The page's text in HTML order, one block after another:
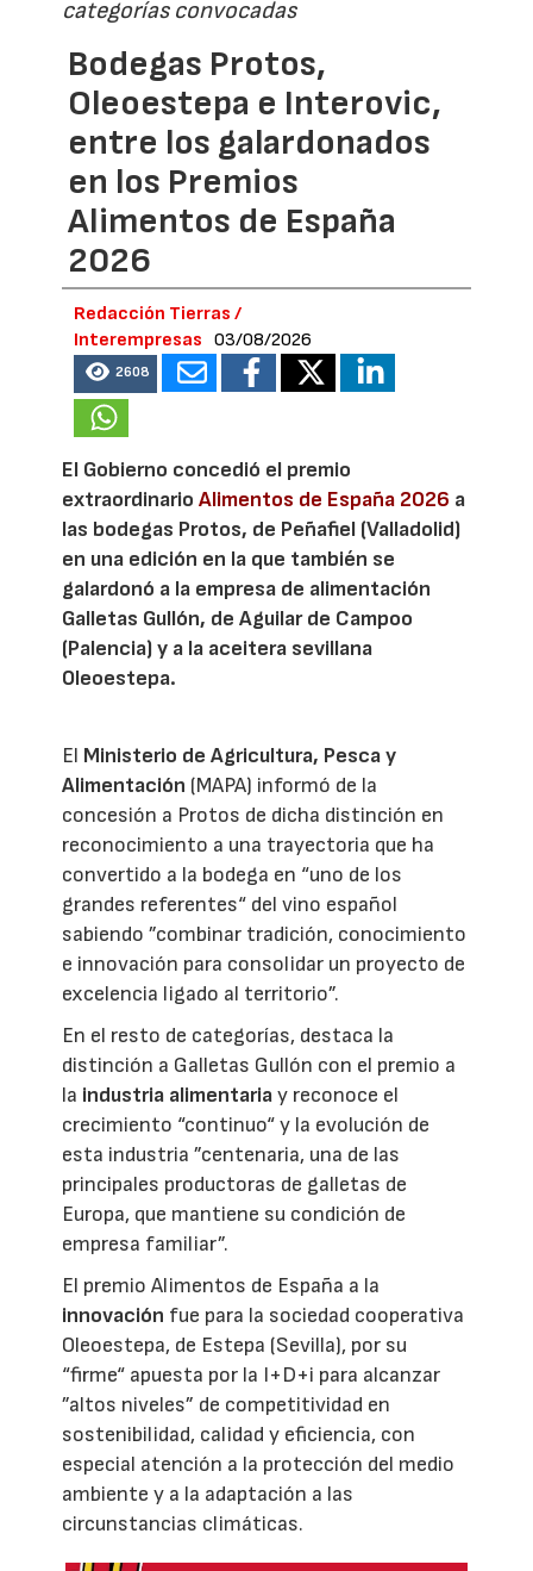
categorías convocadas
Bodegas Protos,
Oleoestepa e Interovic,
entre los galardonados
en los Premios
Alimentos de España
2026
Redacción Tierras /
Interempresas
03/08/2026
2608
El Gobierno concedió el premio
extraordinarioAlimentos de España 2026 a
las bodegas Protos, de Peñafiel (Valladolid)
en una edición en la que también se
galardonó a la empresa de alimentación
Galletas Gullón, de Aguilar de Campoo
(Palencia) y a la aceitera sevillana
Oleoestepa.
El Ministerio de Agricultura, Pesca y
Alimentación (MAPA) informó de la
concesión a Protos de dicha distinción en
reconocimiento a una trayectoria que ha
convertido a la bodega en “uno de los
grandes referentes“ del vino español
sabiendo ”combinar tradición, conocimiento
e innovación para consolidar un proyecto de
excelencia ligado al territorio”.
En el resto de categorías, destaca la
distinción a Galletas Gullón con el premio a
la industria alimentariay reconoce el
crecimiento “continuo“ y la evolución de
esta industria ”centenaria, una de las
principales productoras de galletas de
Europa, que mantiene su condición de
empresa familiar”.
El premio Alimentos de España a la
innovación fue para la sociedad cooperativa
Oleoestepa, de Estepa (Sevilla), por su
“firme“ apuesta por la I+D+i para alcanzar
”altos niveles” de competitividad en
sostenibilidad, calidad y eficiencia, con
especial atención a la protección del medio
ambiente y a la adaptación a las
circunstancias climáticas.